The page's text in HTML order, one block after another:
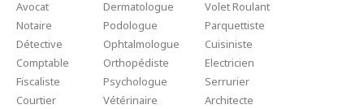
Avocat
Notaire
Détective
Comptable
Fiscaliste
Courtier
Dermatologue
Podologue
Ophtalmologue
Orthopédiste
Psychologue
Vétérinaire
Volet Roulant
Parquettiste
Cuisiniste
Electricien
Serrurier
Architecte